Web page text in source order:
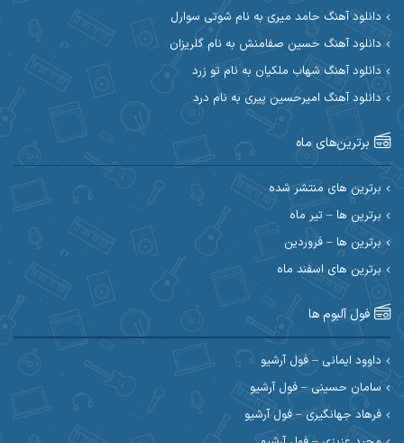
ابراهیم شمس ابوالحسن جاویدان
ابی حسینی
احسان آیینفر احسان اصغری
احسان امیدوار
احسان حیدری احسان دریادل
احسان رمضانی احسان علیانی
احسان کریمی احسان کمری
احسان مرادیان احمد اسلامی
احمد بیرانوند
احمد صحراییان
احمد نازدار احمد نوریان
دانلود آهنگ حامد میری به نام شوتی سوارل
دانلود آهنگ حسین صفامنش به نام گلریزان
دانلود آهنگ شهاب ملکیان به نام تو زرد
دانلود آهنگ امیرحسین پیری به نام درد
برترین‌های ماه
برترین های منتشر شده
برترین ها – تیر ماه
برترین ها – فروردین
برترین های اسفند ماه
فول آلبوم ها
داوود ایمانی – فول آرشیو
سامان حسینی – فول آرشیو
فرهاد جهانگیری – فول آرشیو